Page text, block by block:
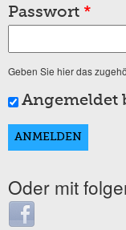
Passwort *
Geben Sie hier das
Angemeldet
Oder mit
Login with Facebook